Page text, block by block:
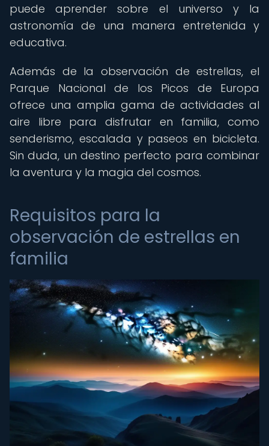
puede aprender sobre el universo y la
astronomía de una manera entretenida y
educativa.
Además de la observación de estrellas, el
Parque Nacional de los Picos de Europa
ofrece una amplia gama de actividades al
aire libre para disfrutar en familia, como
senderismo, escalada y paseos en bicicleta.
Sin duda, un destino perfecto para combinar
la aventura y la magia del cosmos.
Requisitos para la
observación de estrellas en
familia